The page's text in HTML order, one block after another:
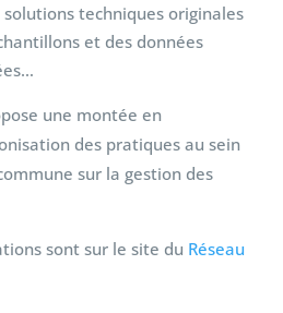
techniques originales
et des données
une montée en
des pratiques au sein
sur la gestion des
sont sur le site du Réseau